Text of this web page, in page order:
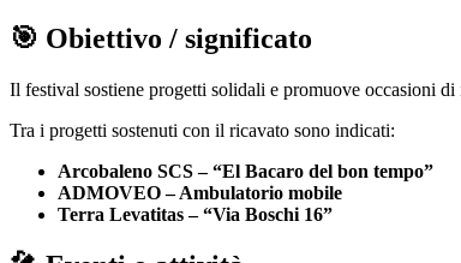
🎯 Obiettivo / significato
Il festival sostiene progetti solidali e promuove occasioni
Tra i progetti sostenuti con il ricavato sono indicati:
Arcobaleno SCS – “El Bacaro del bon tempo”
ADMOVEO – Ambulatorio mobile
Terra Levatitas – “Via Boschi 16”